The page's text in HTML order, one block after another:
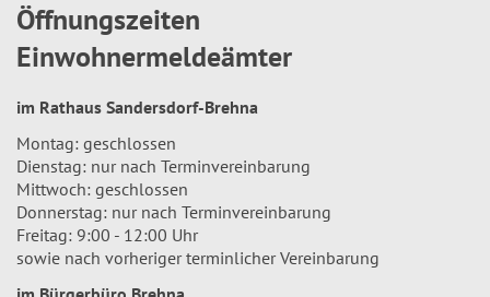
Öffnungszeiten
Einwohnermeldeämter
im Rathaus Sandersdorf-Brehna
Montag: geschlossen
Dienstag: nur nach Terminvereinbarung
Mittwoch: geschlossen
Donnerstag: nur nach Terminvereinbarung
Freitag: 9:00 - 12:00 Uhr
sowie nach vorheriger terminlicher Vereinbarung